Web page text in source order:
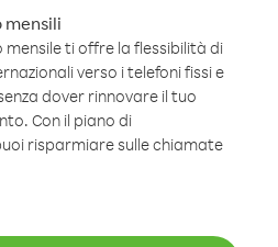
ti offre la flessibilità di
verso i telefoni fissi e
dover rinnovare il tuo
Con il piano di
risparmiare sulle chiamate